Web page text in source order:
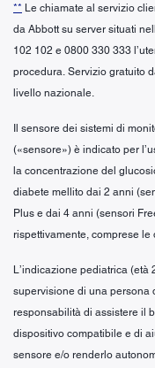
** Le chiamate al servizio
da Abbott su server situati
102 102 e 0800 330 333
procedura. Servizio gratuito
livello nazionale.
Il sensore dei sistemi di
(«sensore») è indicato per
la concentrazione del
diabete mellito dai 2 anni
Plus e dai 4 anni (sensori
rispettivamente, comprese le
L’indicazione pediatrica
supervisione di una persona
responsabilità di assistere il
dispositivo compatibile e di
sensore e/o renderlo